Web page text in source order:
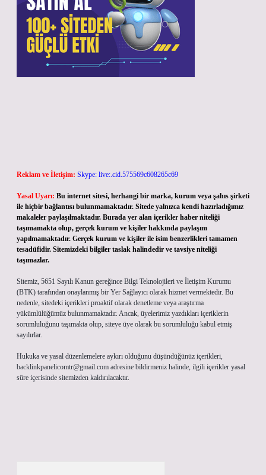
Reklam ve İletişim: Skype: live:.cid.575569c608265c69
Yasal Uyarı: Bu internet sitesi, herhangi bir marka, kurum veya şahıs şirketi
ile hiçbir bağlantısı bulunmamaktadır. Sitede yalnızca kendi hazırladığımız
makaleler paylaşılmaktadır. Burada yer alan içerikler haber niteliği
taşımamakta olup, gerçek kurum ve kişiler hakkında paylaşım
yapılmamaktadır. Gerçek kurum ve kişiler ile isim benzerlikleri tamamen
tesadüfidir. Sitemizdeki bilgiler taslak halindedir ve tavsiye niteliği
taşımazlar.
Sitemiz, 5651 Sayılı Kanun gereğince Bilgi Teknolojileri ve İletişim Kurumu
(BTK) tarafından onaylanmış bir Yer Sağlayıcı olarak hizmet vermektedir. Bu
nedenle, sitedeki içerikleri proaktif olarak denetleme veya araştırma
yükümlülüğümüz bulunmamaktadır. Ancak, üyelerimiz yazdıkları içeriklerin
sorumluluğunu taşımakta olup, siteye üye olarak bu sorumluluğu kabul etmiş
sayılırlar.
Hukuka ve yasal düzenlemelere aykırı olduğunu düşündüğünüz içerikleri,
backlinkpanelicomtr@gmail.com adresine bildirmeniz halinde, ilgili içerikler yasal
süre içerisinde sitemizden kaldırılacaktır.